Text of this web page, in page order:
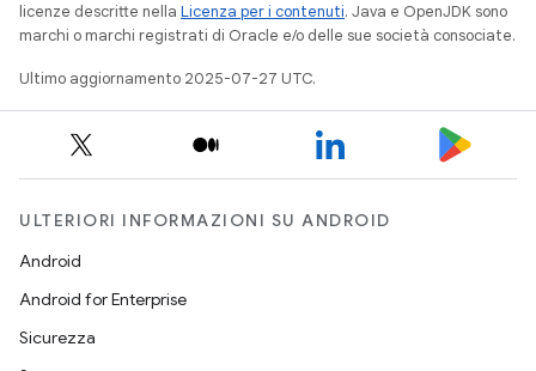
licenze descritte nella Licenza per i contenuti. Java e OpenJDK sono
marchi o marchi registrati di Oracle e/o delle sue società consociate.
Ultimo aggiornamento 2025-07-27 UTC.
ULTERIORI INFORMAZIONI SU ANDROID
Android
Android for Enterprise
Sicurezza